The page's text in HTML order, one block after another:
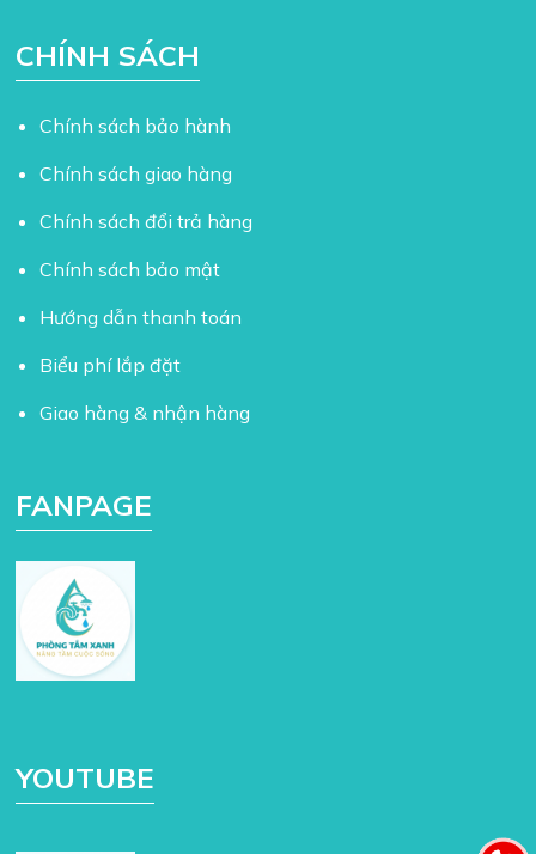
CHÍNH SÁCH
Chính sách bảo hành
Chính sách giao hàng
Chính sách đổi trả hàng
Chính sách bảo mật
Hướng dẫn thanh toán
Biểu phí lắp đặt
Giao hàng & nhận hàng
FANPAGE
YOUTUBE